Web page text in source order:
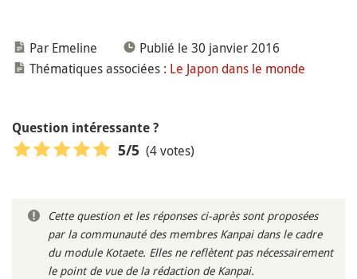
Par Emeline
Publié le 30 janvier 2016
Thématiques associées : Le Japon dans le monde
Question intéressante ?
5/5 (4 votes)
Cette question et les réponses ci-après sont proposées
par la communauté des membres Kanpai dans le cadre
du module Kotaete. Elles ne reflètent pas nécessairement
le point de vue de la rédaction de Kanpai.